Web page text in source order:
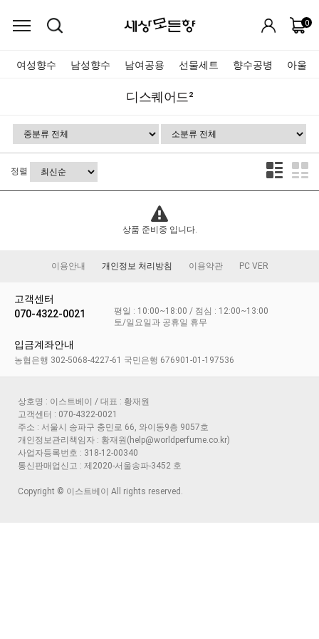
0
여성향수 남성향수 남여공용 선물세트 향수공병 아울렛
디스퀘어드²
정렬
상품 준비중 입니다.
이용안내 개인정보 처리방침 이용약관 PC VER
고객센터
070-4322-0021
평일 : 10:00~18:00 / 점심 : 12:00~13:00
토/일요일과 공휴일 휴무
입금계좌안내
농협은행 302-5068-4227-61 국민은행 676901-01-197536
상호명 : 이스트베이 / 대표 : 황재원
고객센터 : 070-4322-0021
주소 : 서울시 송파구 충민로 66, 와이동9층 9057호
개인정보관리책임자 : 황재원(help@worldperfume.co.kr)
사업자등록번호 : 318-12-00340
통신판매업신고 : 제2020-서울송파-3452 호
Copyright © 이스트베이 All rights reserved.